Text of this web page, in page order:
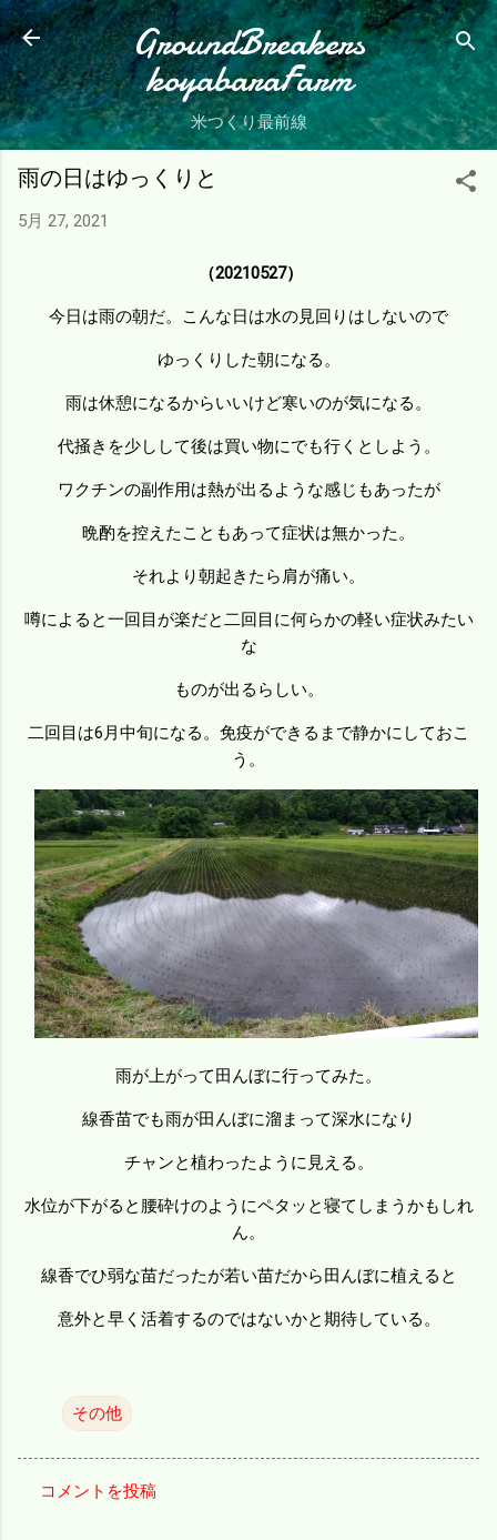
スキップしてメイン コンテンツに移動
GroundBreakers
koyabaraFarm
米つくり最前線
雨の日はゆっくりと
5月 27, 2021
（20210527）
今日は雨の朝だ。こんな日は水の見回りはしないので
ゆっくりした朝になる。
雨は休憩になるからいいけど寒いのが気になる。
代掻きを少しして後は買い物にでも行くとしよう。
ワクチンの副作用は熱が出るような感じもあったが
晩酌を控えたこともあって症状は無かった。
それより朝起きたら肩が痛い。
噂によると一回目が楽だと二回目に何らかの軽い症状みたい
な
ものが出るらしい。
二回目は6月中旬になる。免疫ができるまで静かにしておこ
う。
雨が上がって田んぼに行ってみた。
線香苗でも雨が田んぼに溜まって深水になり
チャンと植わったように見える。
水位が下がると腰砕けのようにペタッと寝てしまうかもしれ
ん。
線香でひ弱な苗だったが若い苗だから田んぼに植えると
意外と早く活着するのではないかと期待している。
その他
コメントを投稿